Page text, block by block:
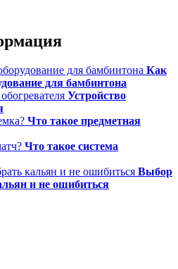
Как
для бамбинтона
Устройство
Что такое предметная
Что такое система
Выбор
и не ошибиться